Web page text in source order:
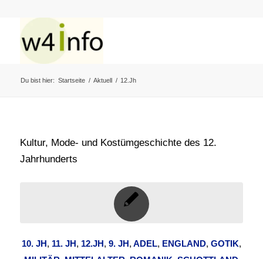
Du bist hier: Startseite / Aktuell / 12.Jh
Kultur, Mode- und Kostümgeschichte des 12.
Jahrhunderts
10. JH, 11. JH, 12.JH, 9. JH,ADEL, ENGLAND, GOTIK,